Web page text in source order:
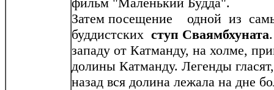
Затем посещение одной из
буддистских ступ Сваямбхуната
западу от Катманду, на холме,
долины Катманду. Легенды
назад вся долина лежала на дне